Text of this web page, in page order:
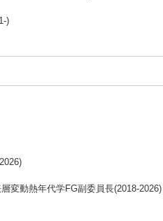
)
動熱年代学FG副委員長(2018-2026)